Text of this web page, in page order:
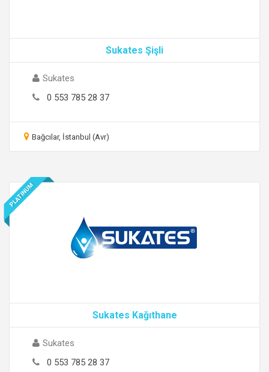
Sukates Şişli
Sukates
0 553 785 28 37
Bağcılar, İstanbul (Avr)
PLATINUM
Sukates Kağıthane
Sukates
0 553 785 28 37